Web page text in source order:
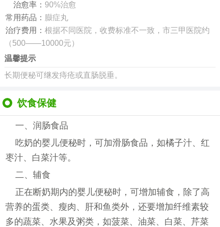
治愈率： 90%治愈
常用药品： 臌症丸
治疗费用： 根据不同医院，收费标准不一致，市三甲医院约
（500——10000元）
温馨提示
长期便秘可继发痔疮或直肠脱垂。
饮食保健
一、润肠食品
吃奶的婴儿便秘时，可加滑肠食品，如橘子汁、红
枣汁、白菜汁等。
二、辅食
正在断奶期内的婴儿便秘时，可增加辅食，除了高
营养的蛋类、瘦肉、肝和鱼类外，还要增加纤维素较
多的蔬菜、水果及粥类，如菠菜、油菜、白菜、芹菜